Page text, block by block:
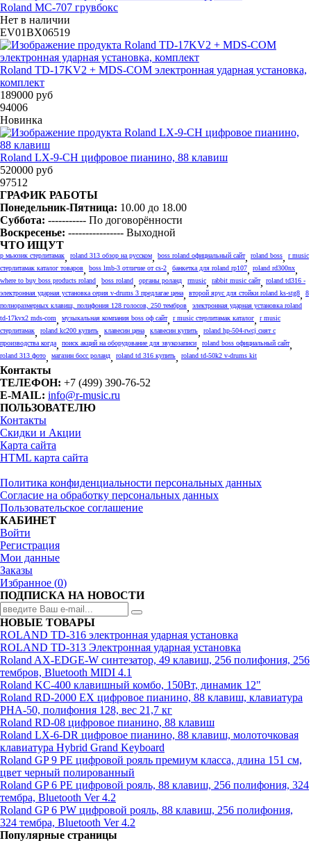
Roland MC-707 грувбокс
Нет в наличии
EV01BX06519
Roland TD-17KV2 + MDS-COM электронная ударная установка,
комплект
189000 руб
94006
Новинка
Roland LX-9-CH цифровое пианино, 88 клавиш
520000 руб
97512
ГРАФИК РАБОТЫ
Понедельник-Пятница: 10.00 до 18.00
Суббота: ----------- По договорённости
Воскресенье: ---------------- Выходной
ЧТО ИЩУТ
р мьюзик стерлитамак, roland 313 обзор на русском, boss roland официальный сайт, roland boss, r music
стерлитамак каталог товаров, boss lmb-3 отличие от cs-2, банкетка для roland rp107, roland rd300nx,
where to buy boss products roland, boss roland, органы роланд, rmusic, rabbit music сайт, roland td316 -
электронная ударная установка серия v-drums 3 предлагае цена, второй ярус для стойки roland ks-stg8, 8
полноразмерных клавиш, полифония 128 голосов, 250 тембров, электронная ударная установка roland
td-17kvx2 mds-com, музыкальная компания boss оф сайт, r music стерлитамак каталог, r music
стерлитамак, roland kc200 купить, клавесин цена, клавесин купить, roland hp-504-rwcj снят с
производства когда, поиск акций на оборудование для звукозаписи, roland boss официальный сайт,
roland 313 фото, магазин босс роланд, roland td 316 купить, roland td-50k2 v-drums kit
Контакты
ТЕЛЕФОН: +7 (499) 390-76-52
E-MAIL: info@r-music.ru
ПОЛЬЗОВАТЕЛЮ
Контакты
Скидки и Акции
Карта сайта
HTML карта сайта
Политика конфиденциальности персональных данных
Согласие на обработку персональных данных
Пользовательское соглашение
КАБИНЕТ
Войти
Регистрация
Мои данные
Заказы
Избранное (0)
ПОДПИСКА НА НОВОСТИ
НОВЫЕ ТОВАРЫ
ROLAND TD-316 электронная ударная установка
ROLAND TD-313 Электронная ударная установка
Roland AX-EDGE-W синтезатор, 49 клавиш, 256 полифония, 256
тембров, Bluetooth MIDI 4.1
Roland KC-400 клавишный комбо, 150Вт, динамик 12"
Roland RD-2000 EX цифровое пианино, 88 клавиш, клавиатура
PHA-50, полифония 128, вес 21,7 кг
Roland RD-08 цифровое пианино, 88 клавиш
Roland LX-6-DR цифровое пианино, 88 клавиш, молоточковая
клавиатура Hybrid Grand Keyboard
Roland GP 9 PE цифровой рояль премиум класса, длина 151 см,
цвет черный полированный
Roland GP 6 PE цифровой рояль, 88 клавиш, 256 полифония, 324
тембра, Bluetooth Ver 4.2
Roland GP 6 PW цифровой рояль, 88 клавиш, 256 полифония,
324 тембра, Bluetooth Ver 4.2
Популярные страницы